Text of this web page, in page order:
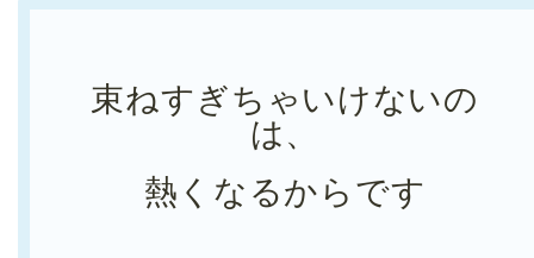
束ねすぎちゃいけないの
は、
熱くなるからです